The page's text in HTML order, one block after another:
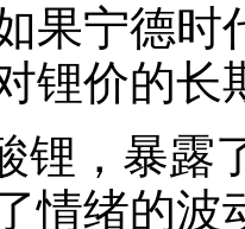
果宁德时
锂价的长
锂，暴露
情绪的波